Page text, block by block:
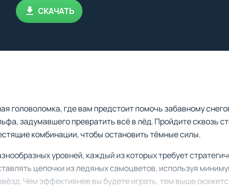
СКАЧАТЬ
головоломка, где вам предстоит помочь забавному
задумавшего превратить всё в лёд. Пройдите сквозь
комбинации, чтобы остановить тёмные силы.
уровней, каждый из которых требует
цепочки из ледяных самоцветов, используя
Чем эффективнее вы будете играть, тем выше